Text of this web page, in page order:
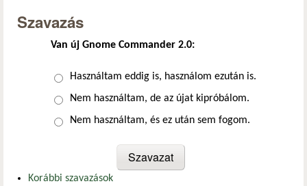
Szavazás
Van új Gnome Commander 2.0:
Választások
Használtam eddig is, használom ezután is.
Nem használtam, de az újat kipróbálom.
Nem használtam, és ez után sem fogom.
Korábbi szavazások